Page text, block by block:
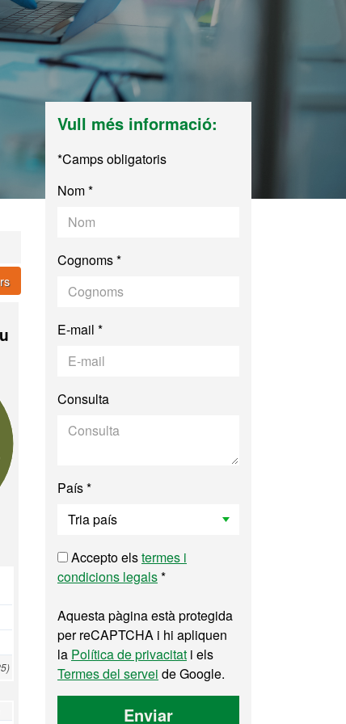
Vull més informació:
*Camps obligatoris
Nom *
Cognoms *
E-mail *
Consulta
País *
Accepto elstermes i
condicions legals*
Aquesta pàgina està protegida
per reCAPTCHA i hi apliquen
la Política de privacitat i els
Termes del servei de Google.
Enviar